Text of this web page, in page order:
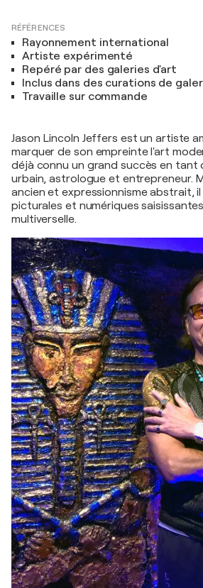
RÉFÉRENCES
Rayonnement international
Artiste expérimenté
Repéré par des galeries d'art
Inclus dans des curations de
Travaille sur commande
Jason Lincoln Jeffers est un artiste
marquer de son empreinte l'art
déjà connu un grand succès en tant
urbain, astrologue et entrepreneur.
ancien et expressionnisme abstrait,
picturales et numériques
multiverselle.